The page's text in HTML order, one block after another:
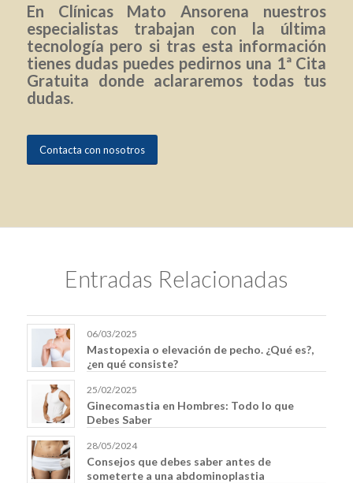
En Clínicas Mato Ansorena nuestros
especialistas trabajan con la última
tecnología pero si tras esta información
tienes dudas puedes pedirnos una 1ª Cita
Gratuita donde aclararemos todas tus
dudas.
Contacta con nosotros
Entradas Relacionadas
06/03/2025
Mastopexia o elevación de pecho. ¿Qué es?,
¿en qué consiste?
25/02/2025
Ginecomastia en Hombres: Todo lo que
Debes Saber
28/05/2024
Consejos que debes saber antes de
someterte a una abdominoplastia